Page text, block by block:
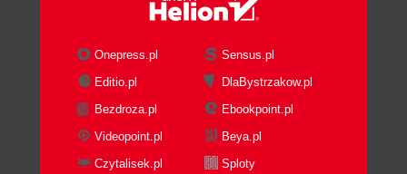
Onepress.pl
Sensus.pl
Editio.pl
DlaBystrzakow.pl
Bezdroza.pl
Ebookpoint.pl
Videopoint.pl
Beya.pl
Czytalisek.pl
Sploty